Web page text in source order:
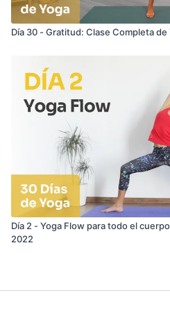
Día 30 - Gratitud: Clase Completa
Día 2 - Yoga Flow para todo el
2022